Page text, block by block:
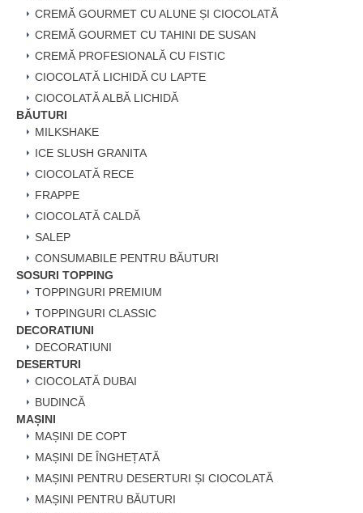
CREMĂ GOURMET CU ALUNE ȘI CIOCOLATĂ
CREMĂ GOURMET CU TAHINI DE SUSAN
CREMĂ PROFESIONALĂ CU FISTIC
CIOCOLATĂ LICHIDĂ CU LAPTE
CIOCOLATĂ ALBĂ LICHIDĂ
BĂUTURI
MILKSHAKE
ICE SLUSH GRANITA
CIOCOLATĂ RECE
FRAPPE
CIOCOLATĂ CALDĂ
SALEP
CONSUMABILE PENTRU BĂUTURI
SOSURI TOPPING
TOPPINGURI PREMIUM
TOPPINGURI CLASSIC
DECORATIUNI
DECORATIUNI
DESERTURI
CIOCOLATĂ DUBAI
BUDINCĂ
MAȘINI
MAȘINI DE COPT
MAȘINI DE ÎNGHEȚATĂ
MAȘINI PENTRU DESERTURI ȘI CIOCOLATĂ
MAȘINI PENTRU BĂUTURI